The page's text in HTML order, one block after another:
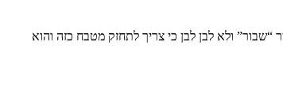
ולא לבן לבן כי צריך לתחזק מטבח כזה והוא